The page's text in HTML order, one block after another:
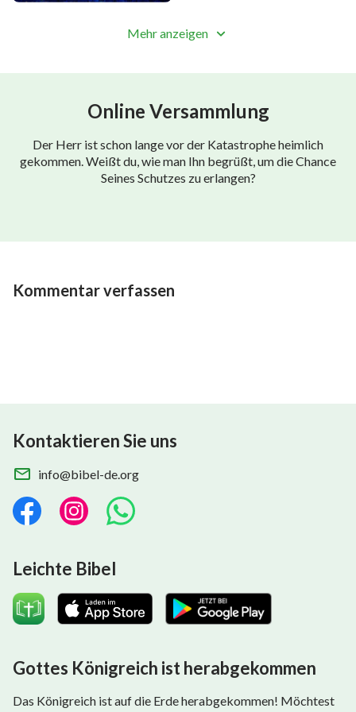
Mehr anzeigen
Online Versammlung
Der Herr ist schon lange vor der Katastrophe heimlich
gekommen. Weißt du, wie man Ihn begrüßt, um die Chance
Seines Schutzes zu erlangen?
Kommentar verfassen
Kontaktieren Sie uns
info@bibel-de.org
Leichte Bibel
Gottes Königreich ist herabgekommen
Das Königreich ist auf die Erde herabgekommen! Möchtest